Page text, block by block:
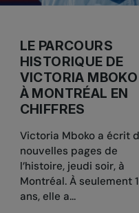
LE PARCOURS
HISTORIQUE DE
VICTORIA MBOKO
À MONTRÉAL EN
CHIFFRES
Victoria Mboko a écrit
nouvelles pages de
l’histoire, jeudi soir, à
Montréal. À seulement
ans, elle a...